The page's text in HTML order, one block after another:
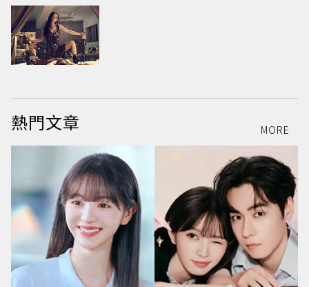
熱門文章 MORE